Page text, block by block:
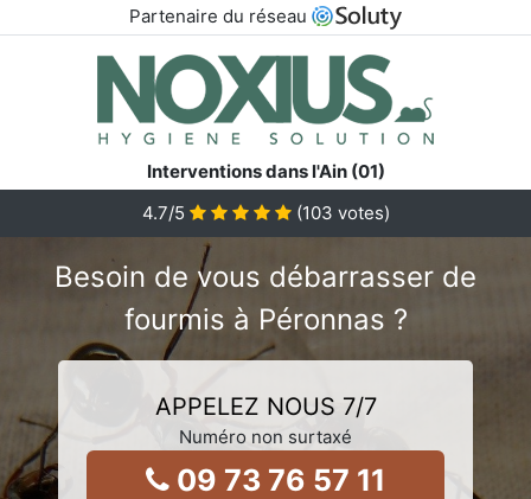
Partenaire du réseau
Interventions dans l'Ain (01)
4.7/5 (103 votes)
Besoin de vous débarrasser de
fourmis à Péronnas ?
APPELEZ NOUS 7/7
Numéro non surtaxé
09 73 76 57 11